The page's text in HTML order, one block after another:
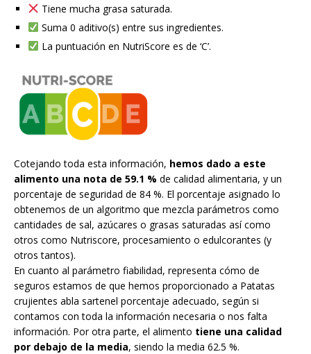
Tiene mucha grasa saturada.
Suma 0 aditivo(s) entre sus ingredientes.
La puntuación en NutriScore es de ‘C’.
Cotejando toda esta información, hemos dado a este
alimento una nota de 59.1 % de calidad alimentaria, y un
porcentaje de seguridad de 84 %. El porcentaje asignado lo
obtenemos de un algoritmo que mezcla parámetros como
cantidades de sal, azúcares o grasas saturadas así como
otros como Nutriscore, procesamiento o edulcorantes (y
otros tantos).
En cuanto al parámetro fiabilidad, representa cómo de
seguros estamos de que hemos proporcionado a Patatas
crujientes abla sartenel porcentaje adecuado, según si
contamos con toda la información necesaria o nos falta
información. Por otra parte, el alimento tiene una calidad
por debajo de la media, siendo la media 62.5 %.